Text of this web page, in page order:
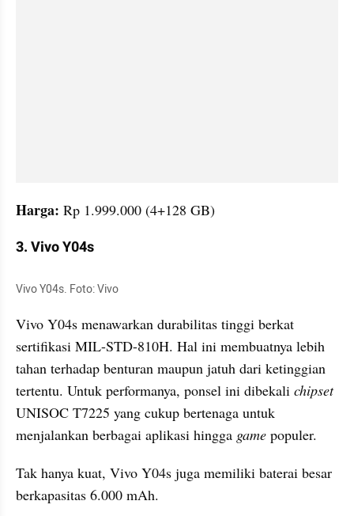
Harga: Rp 1.999.000 (4+128 GB)
3. Vivo Y04s
Vivo Y04s. Foto: Vivo
Vivo Y04s menawarkan durabilitas tinggi berkat
sertifikasi MIL-STD-810H. Hal ini membuatnya lebih
tahan terhadap benturan maupun jatuh dari ketinggian
tertentu. Untuk performanya, ponsel ini dibekali
chipset
UNISOC T7225 yang cukup bertenaga untuk
menjalankan berbagai aplikasi hingga game populer.
Tak hanya kuat, Vivo Y04s juga memiliki baterai besar
berkapasitas 6.000 mAh.